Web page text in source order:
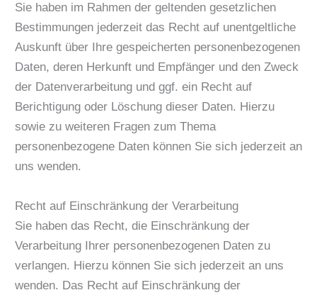
Sie haben im Rahmen der geltenden gesetzlichen
Bestimmungen jederzeit das Recht auf unentgeltliche
Auskunft über Ihre gespeicherten personenbezogenen
Daten, deren Herkunft und Empfänger und den Zweck
der Datenverarbeitung und ggf. ein Recht auf
Berichtigung oder Löschung dieser Daten. Hierzu
sowie zu weiteren Fragen zum Thema
personenbezogene Daten können Sie sich jederzeit an
uns wenden.
Recht auf Einschränkung der Verarbeitung
Sie haben das Recht, die Einschränkung der
Verarbeitung Ihrer personenbezogenen Daten zu
verlangen. Hierzu können Sie sich jederzeit an uns
wenden. Das Recht auf Einschränkung der